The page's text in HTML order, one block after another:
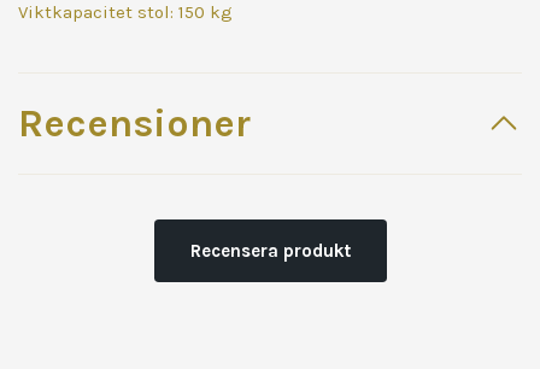
Viktkapacitet stol: 150 kg
Recensioner
Recensera produkt